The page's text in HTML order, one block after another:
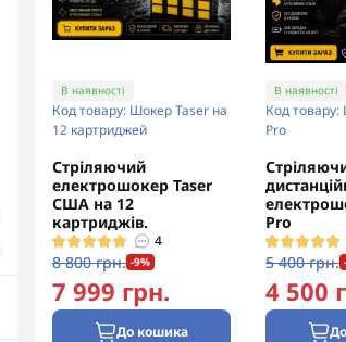
В наявності
Код товару: Шокер Taser на
12 картриджей
Стріляючий
електрошокер Taser
США на 12
картриджів.
4
8 800 грн. -9%
7 999 грн.
До кошика
В наявності
Код
Pro
Pro
5 400 грн.
4 500